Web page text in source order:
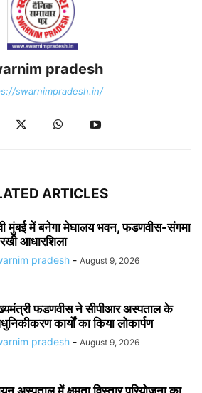
pradesh
swarnimpradesh.in/
ARTICLES
मुंबई में बनेगा मेघालय भवन, फडणवीस-संगमा
आधारशिला
pradesh - August 9, 2026
फडणवीस ने सीपीआर अस्पताल के
कार्यों का किया लोकार्पण
pradesh - August 9, 2026